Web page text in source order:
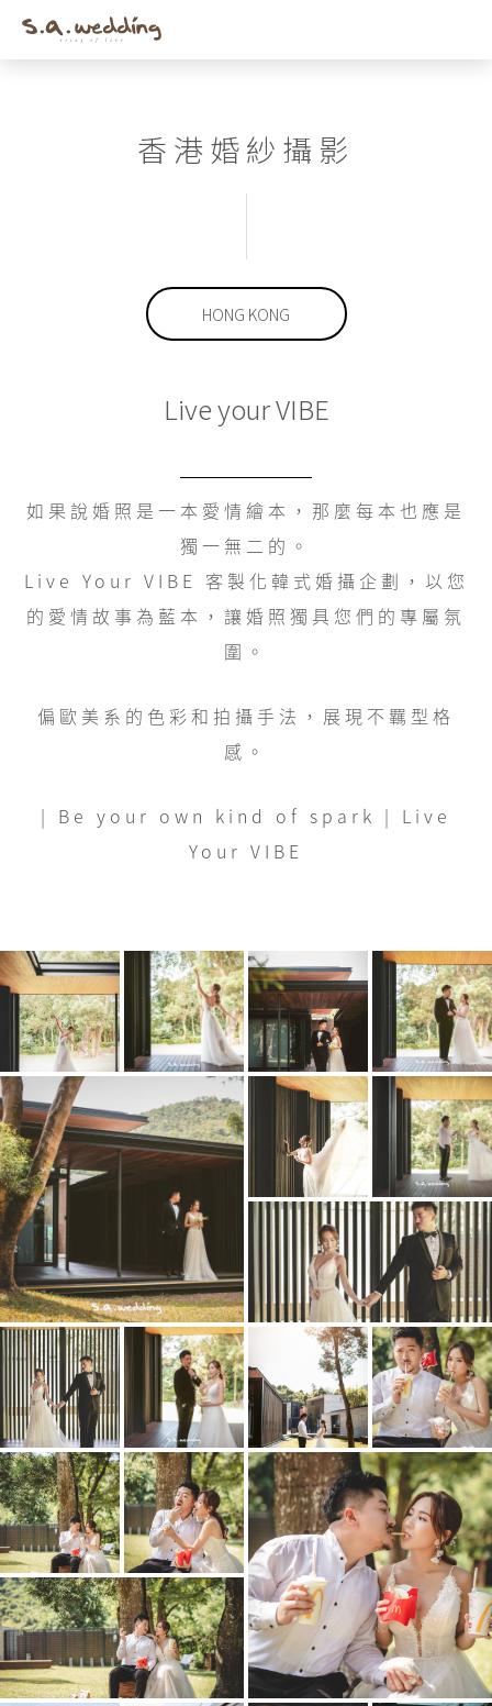
Skip
香港婚紗攝影
HONG KONG
Live your VIBE
如果說婚照是一本愛情繪本，那麼每本也應是
獨一無二的。
Live Your VIBE 客製化韓式婚攝企劃，以您
的愛情故事為藍本，讓婚照獨具您們的專屬氛
圍。
偏歐美系的色彩和拍攝手法，展現不羈型格
感。
| Be your own kind of spark | Live
Your VIBE